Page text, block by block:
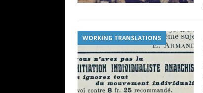
WORKING TRANSLATIONS